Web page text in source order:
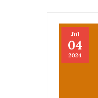
Jul
04
2024